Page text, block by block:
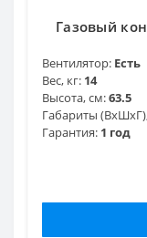
Газовый
Вентилятор: Есть
Вес, кг: 14
Высота, см:63.5
Габариты
Гарантия: 1 год